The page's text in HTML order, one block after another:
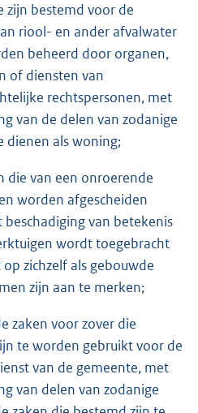
zijn bestemd voor de
riool- en ander afvalwater
beheerd door organen,
of diensten van
rechtspersonen, met
van de delen van zodanige
dienen als woning;
die van een onroerende
worden afgescheiden
beschadiging van betekenis
wordt toegebracht
zichzelf als gebouwde
zijn aan te merken;
zaken voor zover die
te worden gebruikt voor de
van de gemeente, met
van delen van zodanige